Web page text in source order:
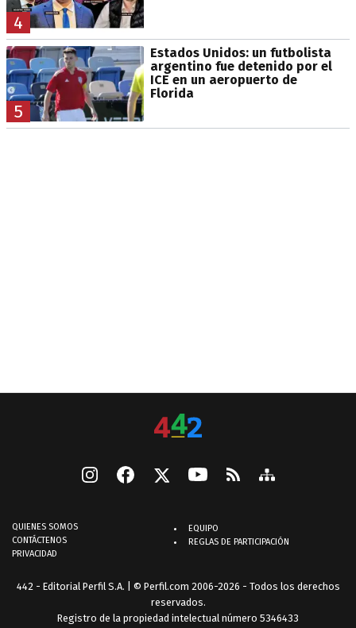
4
5
Estados Unidos: un futbolista
argentino fue detenido por el
ICE en un aeropuerto de
Florida
QUIENES SOMOS
CONTÁCTENOS
PRIVACIDAD
EQUIPO
REGLAS DE PARTICIPACIÓN
442 - Editorial Perfil S.A. | © Perfil.com 2006-2026 - Todos los derechos
reservados.
Registro de la propiedad intelectual número 5346433